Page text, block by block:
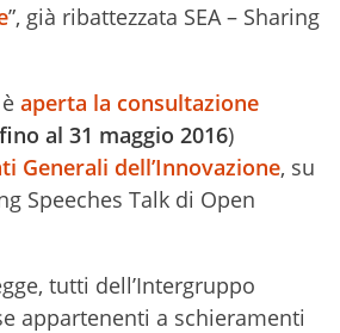
”, già ribattezzata SEA – Sharing
aperta la consultazione
al 31 maggio 2016)
Generali dell’Innovazione, su
Speeches Talk di Open
tutti dell’Intergruppo
appartenenti a schieramenti